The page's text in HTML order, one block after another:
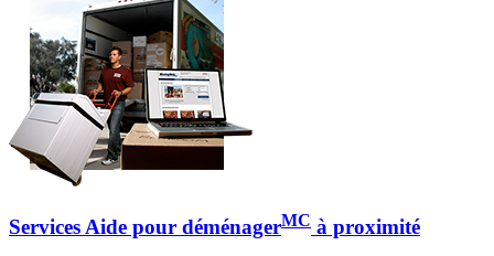
Services Aide pour déménagerMC à proximité